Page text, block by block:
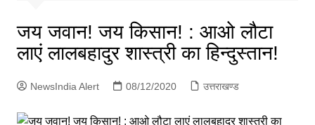
जय जवान! जय किसान! : आओ लौटा
लाएं लालबहादुर शास्त्री का हिन्दुस्तान!
NewsIndia Alert 08/12/2020 उत्तराखण्ड